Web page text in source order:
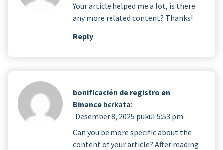
Your article helped me a lot, is there
any more related content? Thanks!
Reply
bonificación de registro en
Binance berkata:
Desember 8, 2025 pukul 5:53 pm
Can you be more specific about the
content of your article? After reading